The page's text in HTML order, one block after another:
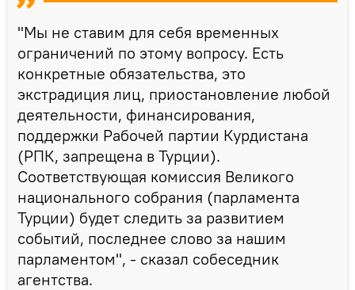
"Мы не ставим для себя временных
ограничений по этому вопросу. Есть
конкретные обязательства, это
экстрадиция лиц, приостановление любой
деятельности, финансирования,
поддержки Рабочей партии Курдистана
(РПК, запрещена в Турции).
Соответствующая комиссия Великого
национального собрания (парламента
Турции) будет следить за развитием
событий, последнее слово за нашим
парламентом", - сказал собеседник
агентства.